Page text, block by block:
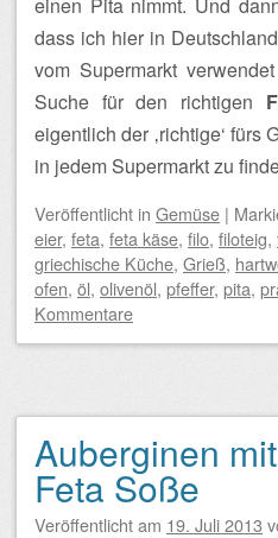
dass ich hier in
vom Supermarkt
Suche für den richtigen
eigentlich der ‚richtige‘ fürs
in jedem Supermarkt zu
Veröffentlicht in Gemüse |
eier, feta, feta käse, filo, filoteig,
griechische Küche, Grieß,
ofen, öl, olivenöl, pfeffer, pita,
Kommentare
Auberginen
Feta Soße
Veröffentlicht am 19. Juli 2013